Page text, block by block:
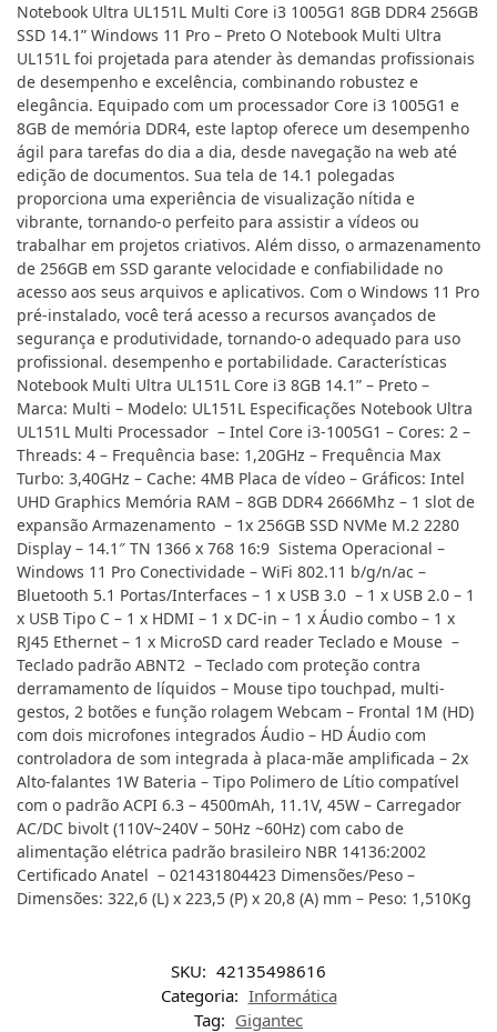
Notebook Ultra UL151L Multi Core i3 1005G1 8GB DDR4 256GB
SSD 14.1” Windows 11 Pro – Preto O Notebook Multi Ultra
UL151L foi projetada para atender às demandas profissionais
de desempenho e excelência, combinando robustez e
elegância. Equipado com um processador Core i3 1005G1 e
8GB de memória DDR4, este laptop oferece um desempenho
ágil para tarefas do dia a dia, desde navegação na web até
edição de documentos. Sua tela de 14.1 polegadas
proporciona uma experiência de visualização nítida e
vibrante, tornando-o perfeito para assistir a vídeos ou
trabalhar em projetos criativos. Além disso, o armazenamento
de 256GB em SSD garante velocidade e confiabilidade no
acesso aos seus arquivos e aplicativos. Com o Windows 11 Pro
pré-instalado, você terá acesso a recursos avançados de
segurança e produtividade, tornando-o adequado para uso
profissional. desempenho e portabilidade. Características
Notebook Multi Ultra UL151L Core i3 8GB 14.1” – Preto –
Marca: Multi – Modelo: UL151L Especificações Notebook Ultra
UL151L Multi Processador – Intel Core i3-1005G1 – Cores: 2 –
Threads: 4 – Frequência base: 1,20GHz – Frequência Max
Turbo: 3,40GHz – Cache: 4MB Placa de vídeo – Gráficos: Intel
UHD Graphics Memória RAM – 8GB DDR4 2666Mhz – 1 slot de
expansão Armazenamento – 1x 256GB SSD NVMe M.2 2280
Display – 14.1″ TN 1366 x 768 16:9 Sistema Operacional –
Windows 11 Pro Conectividade – WiFi 802.11 b/g/n/ac –
Bluetooth 5.1 Portas/Interfaces – 1 x USB 3.0 – 1 x USB 2.0 – 1
x USB Tipo C – 1 x HDMI – 1 x DC-in – 1 x Áudio combo – 1 x
RJ45 Ethernet – 1 x MicroSD card reader Teclado e Mouse –
Teclado padrão ABNT2 – Teclado com proteção contra
derramamento de líquidos – Mouse tipo touchpad, multi-
gestos, 2 botões e função rolagem Webcam – Frontal 1M (HD)
com dois microfones integrados Áudio – HD Áudio com
controladora de som integrada à placa-mãe amplificada – 2x
Alto-falantes 1W Bateria – Tipo Polimero de Lítio compatível
com o padrão ACPI 6.3 – 4500mAh, 11.1V, 45W – Carregador
AC/DC bivolt (110V~240V – 50Hz ~60Hz) com cabo de
alimentação elétrica padrão brasileiro NBR 14136:2002
Certificado Anatel – 021431804423 Dimensões/Peso –
Dimensões: 322,6 (L) x 223,5 (P) x 20,8 (A) mm – Peso: 1,510Kg
SKU: 42135498616
Categoria: Informática
Tag: Gigantec